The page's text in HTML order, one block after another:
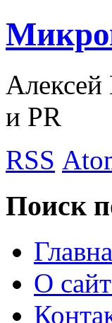
Алексей
и PR
RSS
Поиск
О